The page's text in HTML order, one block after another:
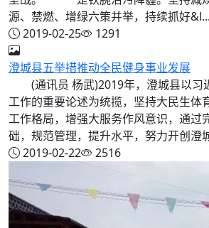
源、禁燃、增绿六策并举，持续抓好&l...
2019-02-25
1291
澄城县五举措推动全民健身事业发展
(通讯员 杨武)2019年，澄城县以习
工作的重要论述为统揽，坚持大民生体
工作格局，增强大服务作风意识，通过
础，规范管理，提升水平，努力开创澄
2019-02-22
2516